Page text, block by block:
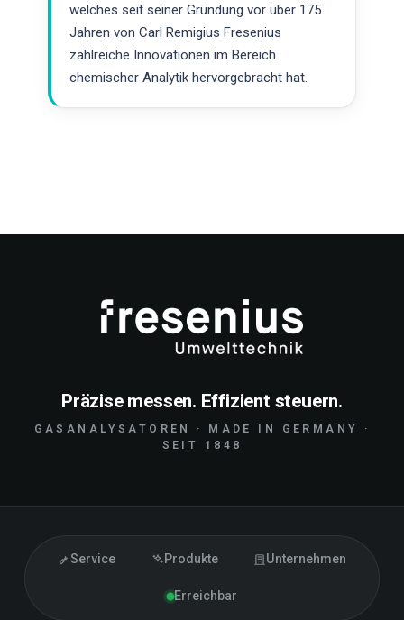
welches seit seiner Gründung vor über 175
Jahren von Carl Remigius Fresenius
zahlreiche Innovationen im Bereich
chemischer Analytik hervorgebracht hat.
Präzise messen. Effizient steuern.
GASANALYSATOREN · MADE IN GERMANY ·
SEIT 1848
Service Produkte Unternehmen
Erreichbar